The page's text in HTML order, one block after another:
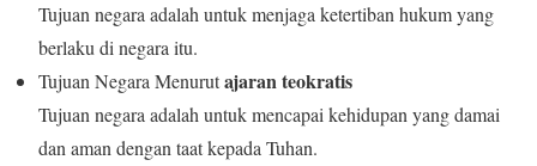
Tujuan negara adalah untuk menjaga ketertiban hukum yang
berlaku di negara itu.
Tujuan Negara Menurutajaran teokratis
Tujuan negara adalah untuk mencapai kehidupan yang damai
dan aman dengan taat kepada Tuhan.